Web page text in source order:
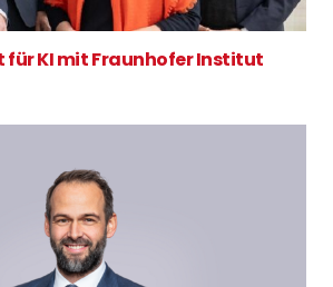
für KI mit Fraunhofer Institut